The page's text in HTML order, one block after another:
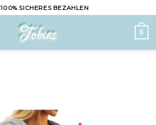
100% SICHERES BEZAHLEN
0